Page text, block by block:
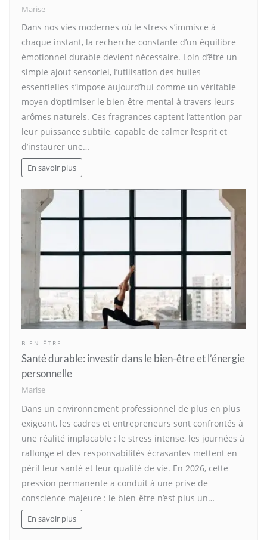
Marise
Dans nos vies modernes où le stress s’immisce à
chaque instant, la recherche constante d’un équilibre
émotionnel durable devient nécessaire. Loin d’être un
simple ajout sensoriel, l’utilisation des huiles
essentielles s’impose aujourd’hui comme un véritable
moyen d’optimiser le bien-être mental à travers leurs
arômes naturels. Ces fragrances captent l’attention par
leur puissance subtile, capable de calmer l’esprit et
d’instaurer une…
En savoir plus
BIEN-ÊTRE
Santé durable: investir dans le bien-être et l’énergie
personnelle
Marise
Dans un environnement professionnel de plus en plus
exigeant, les cadres et entrepreneurs sont confrontés à
une réalité implacable : le stress intense, les journées à
rallonge et des responsabilités écrasantes mettent en
péril leur santé et leur qualité de vie. En 2026, cette
pression permanente a conduit à une prise de
conscience majeure : le bien-être n’est plus un…
En savoir plus